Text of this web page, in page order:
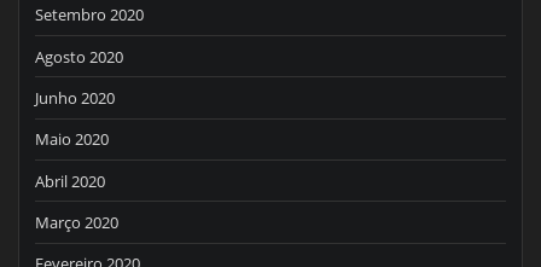
Setembro 2020
Agosto 2020
Junho 2020
Maio 2020
Abril 2020
Março 2020